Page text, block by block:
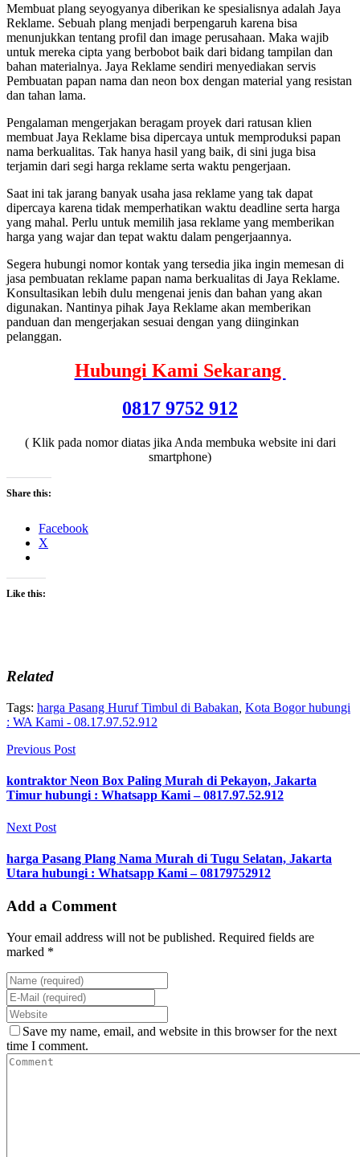
Membuat plang seyogyanya diberikan ke spesialisnya adalah Jaya
Reklame. Sebuah plang menjadi berpengaruh karena bisa
menunjukkan tentang profil dan image perusahaan. Maka wajib
untuk mereka cipta yang berbobot baik dari bidang tampilan dan
bahan materialnya. Jaya Reklame sendiri menyediakan servis
Pembuatan papan nama dan neon box dengan material yang resistan
dan tahan lama.
Pengalaman mengerjakan beragam proyek dari ratusan klien
membuat Jaya Reklame bisa dipercaya untuk memproduksi papan
nama berkualitas. Tak hanya hasil yang baik, di sini juga bisa
terjamin dari segi harga reklame serta waktu pengerjaan.
Saat ini tak jarang banyak usaha jasa reklame yang tak dapat
dipercaya karena tidak memperhatikan waktu deadline serta harga
yang mahal. Perlu untuk memilih jasa reklame yang memberikan
harga yang wajar dan tepat waktu dalam pengerjaannya.
Segera hubungi nomor kontak yang tersedia jika ingin memesan di
jasa pembuatan reklame papan nama berkualitas di Jaya Reklame.
Konsultasikan lebih dulu mengenai jenis dan bahan yang akan
digunakan. Nantinya pihak Jaya Reklame akan memberikan
panduan dan mengerjakan sesuai dengan yang diinginkan
pelanggan.
Hubungi Kami Sekarang
0817 9752 912
( Klik pada nomor diatas jika Anda membuka website ini dari
smartphone)
Share this:
Facebook
X
Like this:
Related
Tags: harga Pasang Huruf Timbul di Babakan Kota Bogor hubungi
: WA Kami - 08.17.97.52.912
Previous Post
kontraktor Neon Box Paling Murah di Pekayon, Jakarta
Timur hubungi : Whatsapp Kami – 0817.97.52.912
Next Post
harga Pasang Plang Nama Murah di Tugu Selatan, Jakarta
Utara hubungi : Whatsapp Kami – 08179752912
Add a Comment
Your email address will not be published. Required fields are
marked *
Save my name, email, and website in this browser for the next
time I comment.